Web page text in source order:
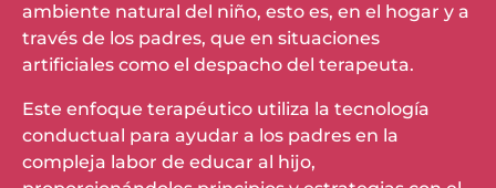
ambiente natural del niño, esto es, en el hogar y a
través de los padres, que en situaciones
artificiales como el despacho del terapeuta.
Este enfoque terapéutico utiliza la tecnología
conductual para ayudar a los padres en la
compleja labor de educar al hijo,